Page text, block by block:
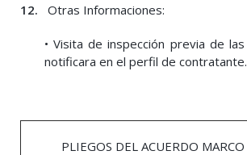
12. Otras Informaciones:
• Visita de inspección previa de las
notificara en el perfil de contratante.
PLIEGOS DEL ACUERDO MARCO